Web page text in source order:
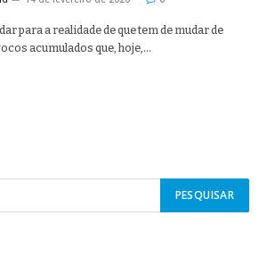
para a realidade de que tem de mudar de
acumulados que, hoje,…